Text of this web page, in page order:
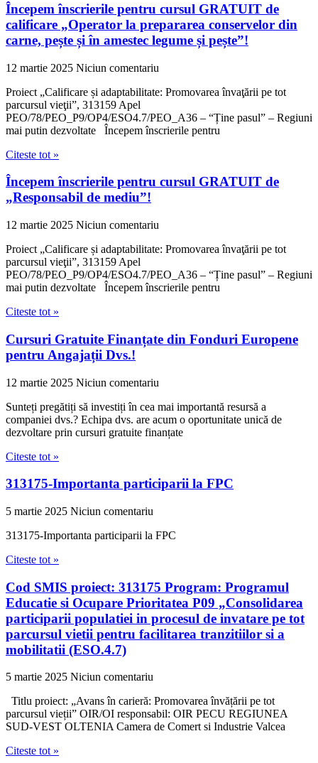
Începem înscrierile pentru cursul GRATUIT de
calificare „Operator la prepararea conservelor din
carne, pește și în amestec legume și pește”!
12 martie 2025 Niciun comentariu
Proiect „Calificare și adaptabilitate: Promovarea învaţării pe tot
parcursul vieţii”, 313159 Apel
PEO/78/PEO_P9/OP4/ESO4.7/PEO_A36 – “Ține pasul” – Regiuni
mai putin dezvoltate Începem înscrierile pentru
Citeste tot »
Începem înscrierile pentru cursul GRATUIT de
„Responsabil de mediu”!
12 martie 2025 Niciun comentariu
Proiect „Calificare și adaptabilitate: Promovarea învaţării pe tot
parcursul vieţii”, 313159 Apel
PEO/78/PEO_P9/OP4/ESO4.7/PEO_A36 – “Ține pasul” – Regiuni
mai putin dezvoltate Începem înscrierile pentru
Citeste tot »
Cursuri Gratuite Finanțate din Fonduri Europene
pentru Angajații Dvs.!
12 martie 2025 Niciun comentariu
Sunteți pregătiți să investiți în cea mai importantă resursă a
companiei dvs.? Echipa dvs. are acum o oportunitate unică de
dezvoltare prin cursuri gratuite finanțate
Citeste tot »
313175-Importanta participarii la FPC
5 martie 2025 Niciun comentariu
313175-Importanta participarii la FPC
Citeste tot »
Cod SMIS proiect: 313175 Program: Programul
Educatie si Ocupare Prioritatea P09 „Consolidarea
participarii populatiei in procesul de invatare pe tot
parcursul vietii pentru facilitarea tranzitiilor si a
mobilitatii (ESO.4.7)
5 martie 2025 Niciun comentariu
Titlu proiect: „Avans în carieră: Promovarea învățării pe tot
parcursul vieții” OIR/OI responsabil: OIR PECU REGIUNEA
SUD-VEST OLTENIA Camera de Comert si Industrie Valcea
Citeste tot »